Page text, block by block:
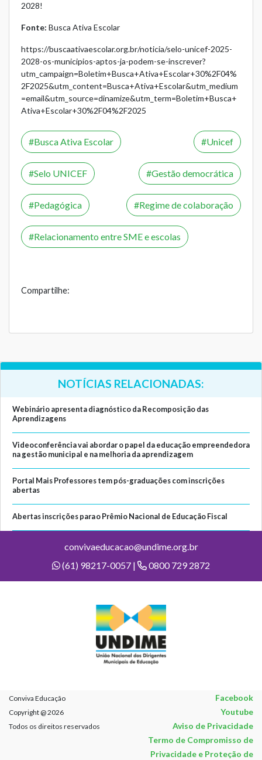
2028!
Fonte: Busca Ativa Escolar
https://buscaativaescolar.org.br/noticia/selo-unicef-2025-
2028-os-municipios-aptos-ja-podem-se-inscrever?
utm_campaign=Boletim+Busca+Ativa+Escolar+30%2F04%
2F2025&utm_content=Busca+Ativa+Escolar&utm_medium
=email&utm_source=dinamize&utm_term=Boletim+Busca+
Ativa+Escolar+30%2F04%2F2025
Busca Ativa Escolar Unicef
Selo UNICEF Gestão democrática
Pedagógica Regime de colaboração
Relacionamento entre SME e escolas
Compartilhe:
NOTÍCIAS RELACIONADAS:
Webinário apresenta diagnóstico da Recomposição das
Aprendizagens
Videoconferência vai abordar o papel da educação empreendedora
na gestão municipal e na melhoria da aprendizagem
Portal Mais Professores tem pós-graduações com inscrições
abertas
Abertas inscrições para o Prêmio Nacional de Educação Fiscal
convivaeducacao@undime.org.br
(61) 98217-0057 |
0800 729 2872
Conviva Educação Facebook
Copyright @ 2026 Youtube
Todos os direitos reservados
Aviso de Privacidade
Termo de Compromisso de
Privacidade e Proteção de